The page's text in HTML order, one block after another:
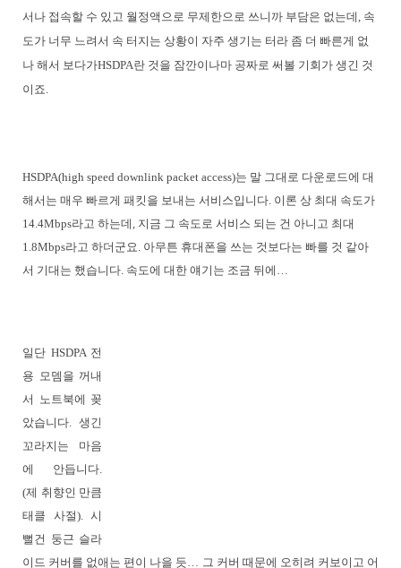
서나 접속할 수 있고 월정액으로 무제한으로 쓰니까 부담은 없는데, 속
도가 너무 느려서 속 터지는 상황이 자주 생기는 터라 좀 더 빠른게 없
나 해서 보다가HSDPA란 것을 잠깐이나마 공짜로 써볼 기회가 생긴 것
이죠.
HSDPA(high speed downlink packet access)는 말 그대로 다운로드에 대
해서는 매우 빠르게 패킷을 보내는 서비스입니다. 이론 상 최대 속도가
14.4Mbps라고 하는데, 지금 그 속도로 서비스 되는 건 아니고 최대
1.8Mbps라고 하더군요. 아무튼 휴대폰을 쓰는 것보다는 빠를 것 같아
서 기대는 했습니다. 속도에 대한 얘기는 조금 뒤에…
일단 HSDPA 전
용 모뎀을 꺼내
서 노트북에 꽂
았습니다. 생긴
꼬라지는 마음
에 안듭니다.
(제 취향인 만큼
태클 사절). 시
뻘건 둥근 슬라
이드 커버를 없애는 편이 나을 듯… 그 커버 때문에 오히려 커보이고 어